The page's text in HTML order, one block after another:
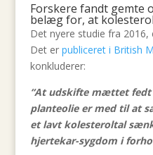
Forskere fandt gemte
belæg for, at
Det nyere studie fra
Det er publiceret i British
konkluderer:
“At udskifte mættet
planteolie er med til at
et lavt kolesteroltal
hjertekar-sygdom i